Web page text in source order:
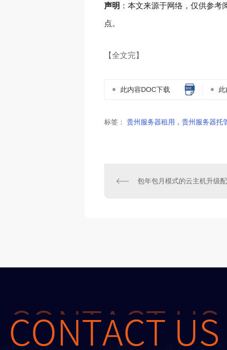
声明 ：本文来源于网络，仅供参
点。
【全文完】
此内容DOC下载
标签： 贵州服务器租用，贵州服务器托
包